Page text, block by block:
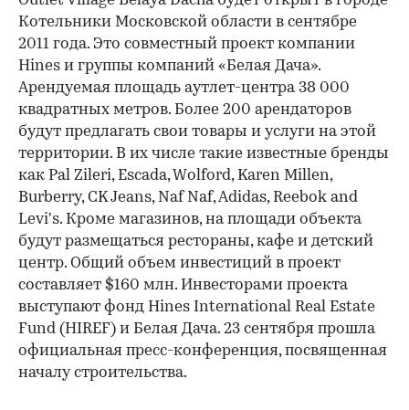
Котельники Московской области в сентябре
2011 года. Это совместный проект компании
Hines и группы компаний «Белая Дача».
Арендуемая площадь аутлет-центра 38 000
квадратных метров. Более 200 арендаторов
будут предлагать свои товары и услуги на этой
территории. В их числе такие известные бренды
как Pal Zileri, Escada, Wolford, Karen Millen,
Burberry, CK Jeans, Naf Naf, Adidas, Reebok and
Levi's. Кроме магазинов, на площади объекта
будут размещаться рестораны, кафе и детский
центр. Общий объем инвестиций в проект
составляет $160 млн. Инвесторами проекта
выступают фонд Hines International Real Estate
Fund (HIREF) и Белая Дача. 23 сентября прошла
официальная пресс-конференция, посвященная
началу строительства.